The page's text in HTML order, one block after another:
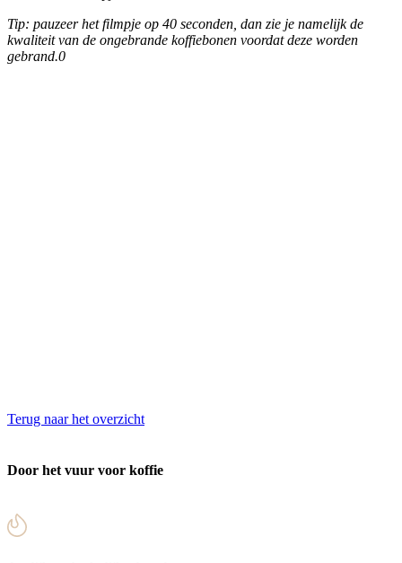
Tip: pauzeer het filmpje op 40 seconden, dan zie je namelijk de
kwaliteit van de ongebrande koffiebonen voordat deze worden
gebrand.0
Terug naar het overzicht
Door het vuur voor koffie